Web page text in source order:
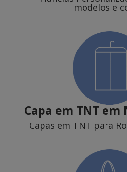
modelos e
Capa em TNT em
Capas em TNT para